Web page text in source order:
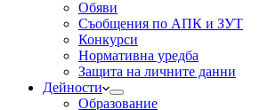
Обяви
Съобщения по АПК и ЗУТ
Конкурси
Нормативна уредба
Защита на личните данни
Дейности
Образование